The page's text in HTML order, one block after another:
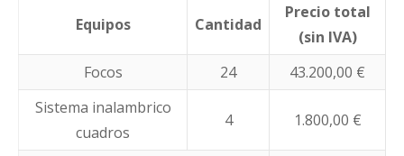
Equipos Cantidad
Precio total
(sin IVA)
Focos
24
43.200,00 €
Sistema inalambrico
cuadros
4 1.800,00 €